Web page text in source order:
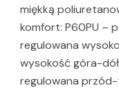
miękką
komfort: P60PU –
regulowana
wysokość góra-
regulowana przód-